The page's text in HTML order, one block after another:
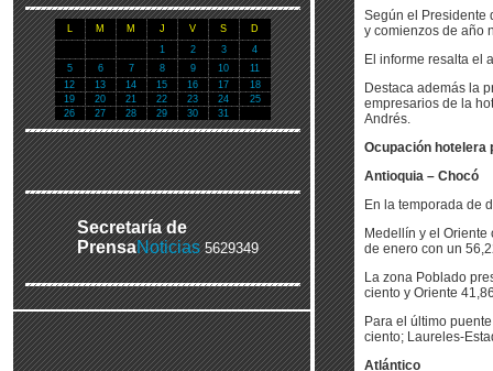
L M M J V S
D
1
2 3
4
5
6 7 8 9 10
11
12
13 14 15 16 17
18
19
20 21 22 23 24
25
26
27 28 29 30 31
Secretaría de
PrensaNoticias 5629349
Según el Presidente
y comienzos de año
El informe resalta el
Destaca además la
empresarios de la
Andrés.
Ocupación hotelera
Antioquia – Chocó
En la temporada de
Medellín y el
de enero con un
La zona Poblado
ciento y Oriente
Para el último
ciento; Laureles-
Atlántico